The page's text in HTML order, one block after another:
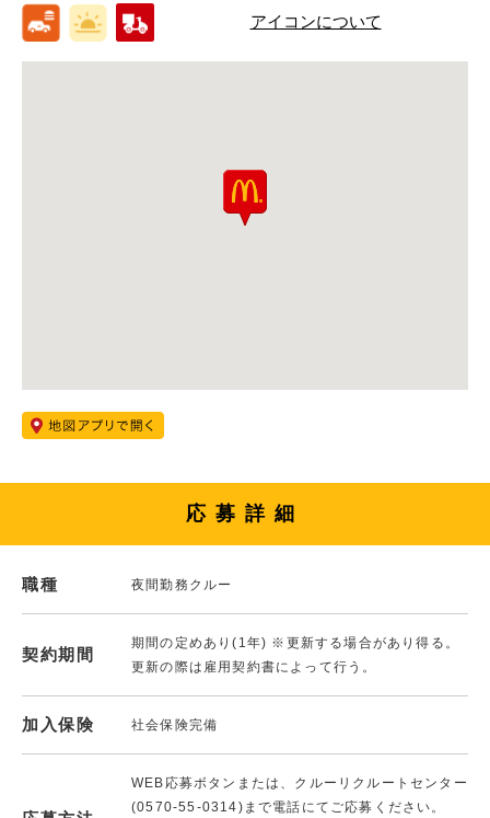
アイコンについて
応募詳細
職種 夜間勤務クルー
契約期間
期間の定めあり(1年) ※更新する場合があり得る。
更新の際は雇用契約書によって行う。
加入保険 社会保険完備
WEB応募ボタンまたは、クルーリクルートセンター
(0570-55-0314)まで電話にてご応募ください。